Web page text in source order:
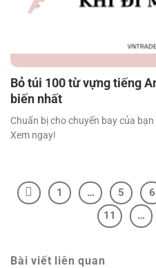
Bỏ túi 100 từ vựng tiếng
biến nhất
Chuẩn bị cho chuyến bay của
Xem ngay!
1 … 5 6
11
…
Bài viết liên quan